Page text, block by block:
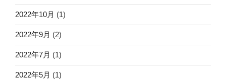
2022年10月 (1)
2022年9月 (2)
2022年7月 (1)
2022年5月 (1)